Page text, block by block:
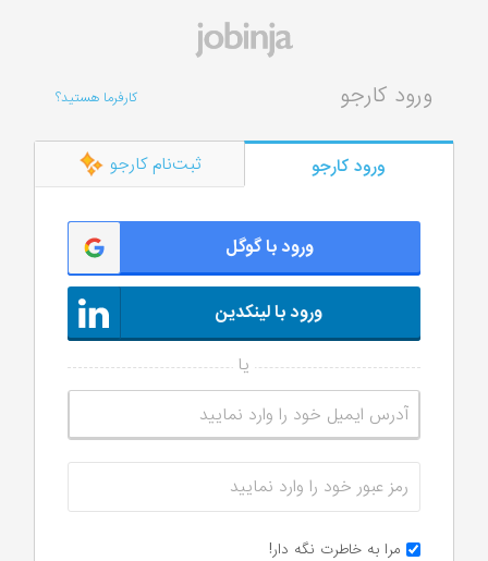
کارفرما هستید؟ ورود کارجو
ورود کارجو ثبت‌نام کارجو
ورود با گوگل
ورود با لینکدین
مرا به خاطرت نگه دار!